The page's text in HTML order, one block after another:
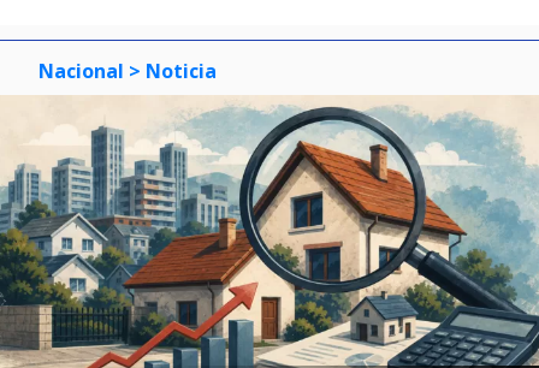
Nacional > Noticia